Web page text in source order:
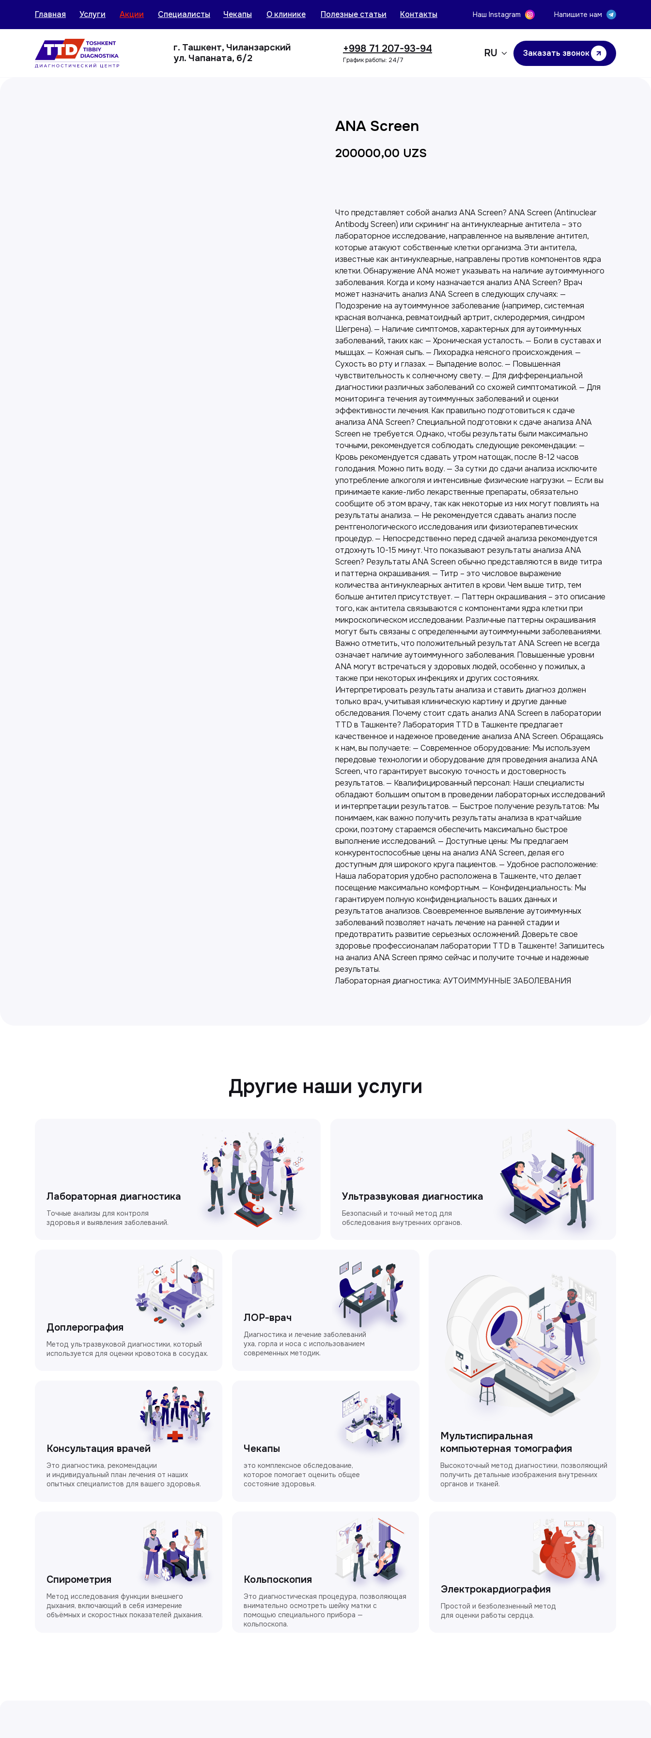
Главная Услуги Акции Специалисты Чекапы О клинике Полезные статьи Наш Instagram
Контакты
RU
Напишите нам
г. Ташкент, Чиланзарский
ул. Чапаната, 6/2
График работы: 24/7
+998 71 207-93-94 Заказать звонок
ANA Screen
200000,00 UZS
Что представляет собой анализ ANA Screen? ANA Screen (Antinuclear
Antibody Screen) или скрининг на антинуклеарные антитела – это
лабораторное исследование, направленное на выявление антител,
которые атакуют собственные клетки организма. Эти антитела,
известные как антинуклеарные, направлены против компонентов ядра
клетки. Обнаружение ANA может указывать на наличие аутоиммунного
заболевания. Когда и кому назначается анализ ANA Screen? Врач
может назначить анализ ANA Screen в следующих случаях: —
Подозрение на аутоиммунное заболевание (например, системная
красная волчанка, ревматоидный артрит, склеродермия, синдром
Шегрена). — Наличие симптомов, характерных для аутоиммунных
заболеваний, таких как: — Хроническая усталость. — Боли в суставах и
мышцах. — Кожная сыпь. — Лихорадка неясного происхождения. —
Сухость во рту и глазах. — Выпадение волос. — Повышенная
чувствительность к солнечному свету. — Для дифференциальной
диагностики различных заболеваний со схожей симптоматикой. — Для
мониторинга течения аутоиммунных заболеваний и оценки
эффективности лечения. Как правильно подготовиться к сдаче
анализа ANA Screen? Специальной подготовки к сдаче анализа ANA
Screen не требуется. Однако, чтобы результаты были максимально
точными, рекомендуется соблюдать следующие рекомендации: —
Кровь рекомендуется сдавать утром натощак, после 8-12 часов
голодания. Можно пить воду. — За сутки до сдачи анализа исключите
употребление алкоголя и интенсивные физические нагрузки. — Если вы
принимаете какие-либо лекарственные препараты, обязательно
сообщите об этом врачу, так как некоторые из них могут повлиять на
результаты анализа. — Не рекомендуется сдавать анализ после
рентгенологического исследования или физиотерапевтических
процедур. — Непосредственно перед сдачей анализа рекомендуется
отдохнуть 10-15 минут. Что показывают результаты анализа ANA
Screen? Результаты ANA Screen обычно представляются в виде титра
и паттерна окрашивания. — Титр – это числовое выражение
количества антинуклеарных антител в крови. Чем выше титр, тем
больше антител присутствует. — Паттерн окрашивания – это описание
того, как антитела связываются с компонентами ядра клетки при
микроскопическом исследовании. Различные паттерны окрашивания
могут быть связаны с определенными аутоиммунными заболеваниями.
Важно отметить, что положительный результат ANA Screen не всегда
означает наличие аутоиммунного заболевания. Повышенные уровни
ANA могут встречаться у здоровых людей, особенно у пожилых, а
также при некоторых инфекциях и других состояниях.
Интерпретировать результаты анализа и ставить диагноз должен
только врач, учитывая клиническую картину и другие данные
обследования. Почему стоит сдать анализ ANA Screen в лаборатории
TTD в Ташкенте? Лаборатория TTD в Ташкенте предлагает
качественное и надежное проведение анализа ANA Screen. Обращаясь
к нам, вы получаете: — Современное оборудование: Мы используем
передовые технологии и оборудование для проведения анализа ANA
Screen, что гарантирует высокую точность и достоверность
результатов. — Квалифицированный персонал: Наши специалисты
обладают большим опытом в проведении лабораторных исследований
и интерпретации результатов. — Быстрое получение результатов: Мы
понимаем, как важно получить результаты анализа в кратчайшие
сроки, поэтому стараемся обеспечить максимально быстрое
выполнение исследований. — Доступные цены: Мы предлагаем
конкурентоспособные цены на анализ ANA Screen, делая его
доступным для широкого круга пациентов. — Удобное расположение:
Наша лаборатория удобно расположена в Ташкенте, что делает
посещение максимально комфортным. — Конфиденциальность: Мы
гарантируем полную конфиденциальность ваших данных и
результатов анализов. Своевременное выявление аутоиммунных
заболеваний позволяет начать лечение на ранней стадии и
предотвратить развитие серьезных осложнений. Доверьте свое
здоровье профессионалам лаборатории TTD в Ташкенте! Запишитесь
на анализ ANA Screen прямо сейчас и получите точные и надежные
результаты.
Лабораторная диагностика: АУТОИММУННЫЕ ЗАБОЛЕВАНИЯ
Другие наши услуги
Лабораторная диагностика
Точные анализы для контроля
здоровья и выявления заболеваний.
Ультразвуковая диагностика
Безопасный и точный метод для
обследования внутренних органов.
Доплерография
Метод ультразвуковой диагностики, который
используется для оценки кровотока в сосудах.
Консультация врачей
Это диагностика, рекомендации
и индивидуальный план лечения от наших
опытных специалистов для вашего здоровья.
Мультиспиральная
компьютерная томография
Высокоточный метод диагностики, позволяющий
получить детальные изображения внутренних
органов и тканей.
Спирометрия
Метод исследования функции внешнего
дыхания, включающий в себя измерение
объёмных и скоростных показателей дыхания.
Кольпоскопия
Это диагностическая процедура, позволяющая
внимательно осмотреть шейку матки с
помощью специального прибора —
кольпоскопа.
Электрокардиография
Простой и безболезненный метод
для оценки работы сердца.
Диагностика и лечение заболеваний
уха, горла и носа с использованием
современных методик.
ЛОР-врач
Чекапы
это комплексное обследование,
которое помогает оценить общее
состояние здоровья.